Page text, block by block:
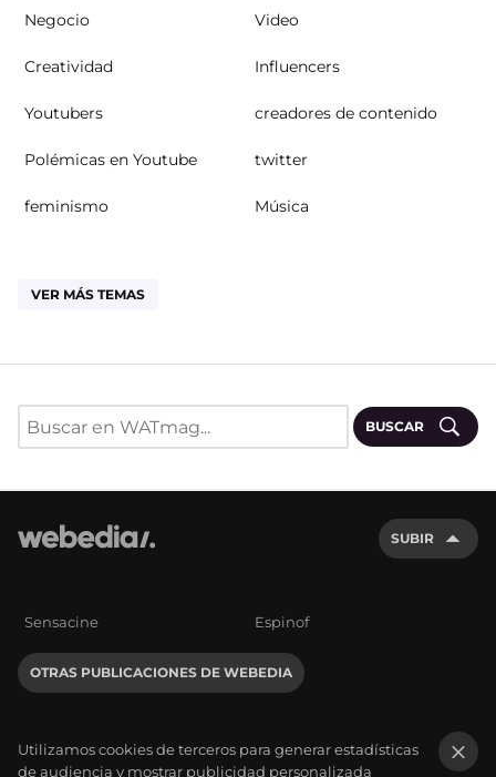
Negocio Video
Creatividad Influencers
Youtubers creadores de contenido
Polémicas en Youtube twitter
feminismo Música
VER MÁS TEMAS
BUSCAR
SUBIR
Sensacine Espinof
OTRAS PUBLICACIONES DE WEBEDIA
Utilizamos cookies de terceros para generar estadísticas
de audiencia y mostrar publicidad personalizada